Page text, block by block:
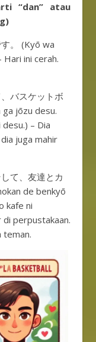
“dan” atau
。 (Kyō wa
ini cerah.
バスケットボ
ga jōzu desu.
– Dia
juga mahir
て、友達とカ
de benkyō
kafe ni
di perpustakaan.
teman.